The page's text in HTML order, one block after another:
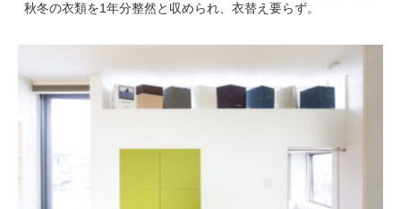
秋冬の衣類を1年分整然と収められ、衣替え要らず。